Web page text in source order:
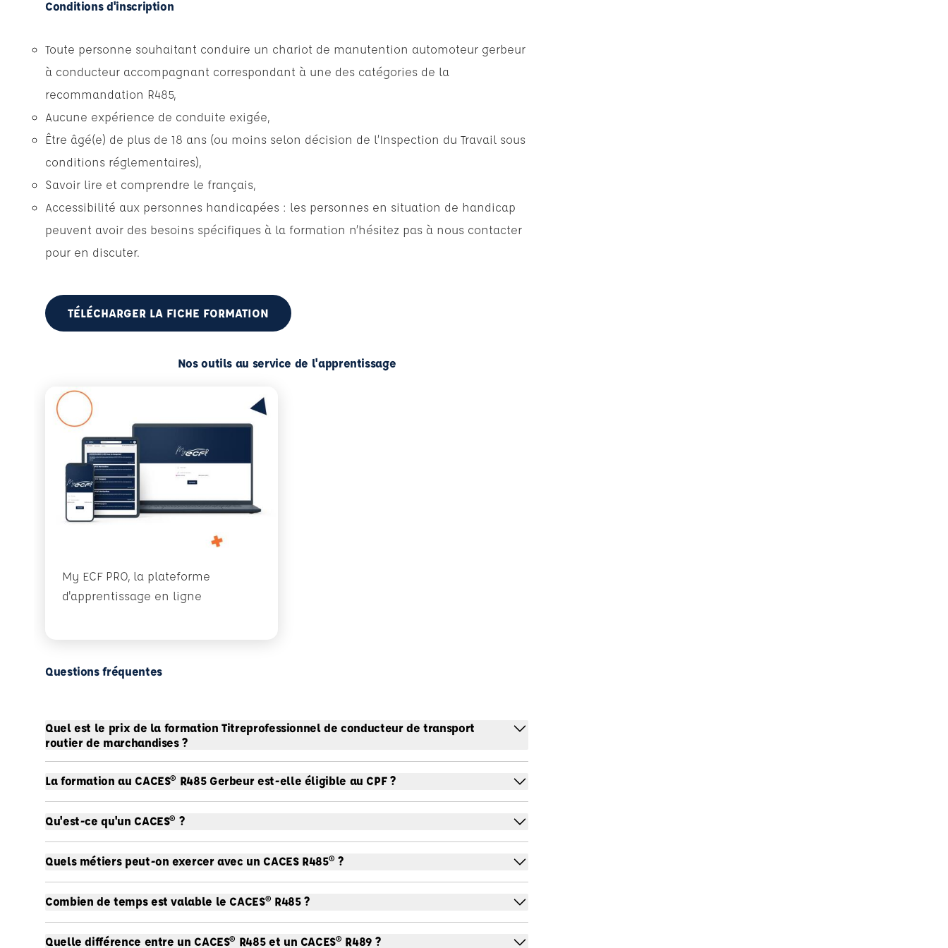
Conditions d'inscription
Toute personne souhaitant conduire un chariot de manutention automoteur gerbeur
à conducteur accompagnant correspondant à une des catégories de la
recommandation R485,
Aucune expérience de conduite exigée,
Être âgé(e) de plus de 18 ans (ou moins selon décision de l’Inspection du Travail sous
conditions réglementaires),
Savoir lire et comprendre le français,
Accessibilité aux personnes handicapées : les personnes en situation de handicap
peuvent avoir des besoins spécifiques à la formation n’hésitez pas à nous contacter
pour en discuter.
TÉLÉCHARGER LA FICHE FORMATION
Nos outils au service de l'apprentissage
My ECF PRO, la plateforme
d'apprentissage en ligne
Questions fréquentes
Quel est le prix de la formation Titreprofessionnel de conducteur de transport
routier de marchandises ?
La formation au CACES® R485 Gerbeur est-elle éligible au CPF ?
Qu'est-ce qu'un CACES® ?
Quels métiers peut-on exercer avec un CACES R485® ?
Combien de temps est valable le CACES® R485 ?
Quelle différence entre un CACES® R485 et un CACES® R489 ?